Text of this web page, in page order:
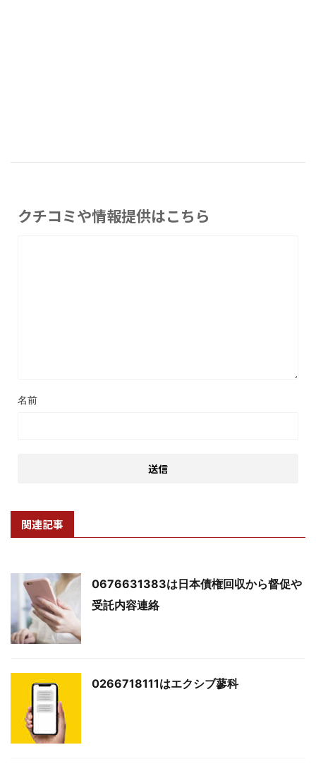
クチコミや情報提供はこちら
名前
関連記事
0676631383は日本債権回収から督促や
受託内容連絡
0266718111はエクシブ蓼科